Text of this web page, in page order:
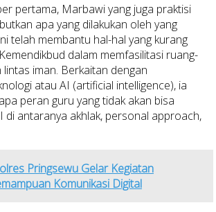
pertama, Marbawi yang juga praktisi
apa yang dilakukan oleh yang
telah membantu hal-hal yang kurang
dalam memfasilitasi ruang-
iman. Berkaitan dengan
atau AI (artificial intelligence), ia
peran guru yang tidak akan bisa
di antaranya akhlak, personal approach,
Pringsewu Gelar Kegiatan
Komunikasi Digital